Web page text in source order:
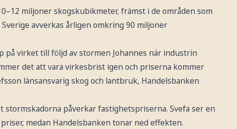
miljoner skogskubikmeter, främst i de områden som
avverkas årligen omkring 90 miljoner
virket till följd av stormen Johannes när industrin
det att vara virkesbrist igen och priserna kommer
länsansvarig skog och lantbruk, Handelsbanken
stormskadorna påverkar fastighetspriserna. Svefa ser en
medan Handelsbanken tonar ned effekten.